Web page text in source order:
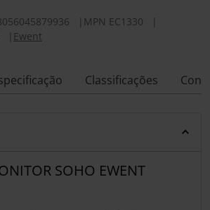
MPN EC1330
Ewent
Classificações
SOHO EWENT